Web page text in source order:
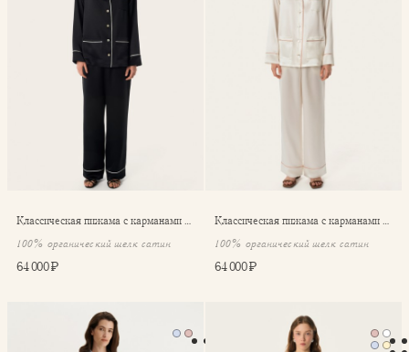
100% органический шелк сатин
64 000 ₽
100% органический шелк сатин
64 000 ₽
Пижама Coco с шортами Классическая пижама с